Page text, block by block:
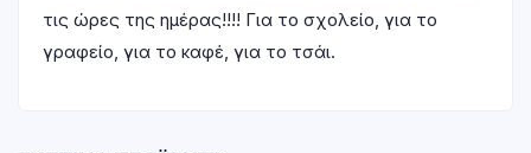
τις ώρες της ημέρας!!!! Για το σχολείο, για το
γραφείο, για το καφέ, για το τσάι.